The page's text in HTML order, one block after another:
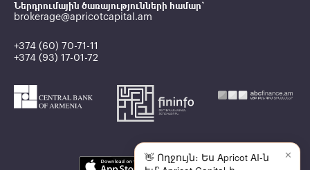
Ներդրումային ծառայությունների համար`
brokerage@apricotcapital.am
+374 (60) 70-71-11
+374 (93) 17-01-72
✕
👋 Ողջույն։ Ես Apricot AI-ն